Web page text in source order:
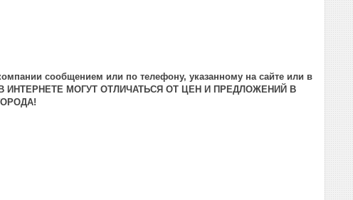
сообщением или по телефону, указанному на сайте или в
МОГУТ ОТЛИЧАТЬСЯ ОТ ЦЕН И ПРЕДЛОЖЕНИЙ В